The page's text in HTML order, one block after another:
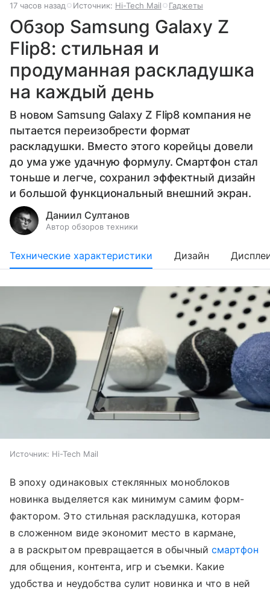
17 часов назад Источник: Hi-Tech Mail Гаджеты
Обзор Samsung Galaxy Z
Flip8: стильная и
продуманная раскладушка
на каждый день
В новом Samsung Galaxy Z Flip8 компания не
пытается переизобрести формат
раскладушки. Вместо этого корейцы довели
до ума уже удачную формулу. Смартфон стал
тоньше и легче, сохранил эффектный дизайн
и большой функциональный внешний экран.
Даниил Султанов
Автор обзоров техники
Технические характеристики Дизайн
Источник: Hi-Tech Mail
В эпоху одинаковых стеклянных моноблоков
новинка выделяется как минимум самим форм-
фактором. Это стильная раскладушка, которая
в сложенном виде экономит место в кармане,
а в раскрытом превращается в обычный смартфон
для общения, контента, игр и съемки. Какие
удобства и неудобства сулит новинка и что в ней